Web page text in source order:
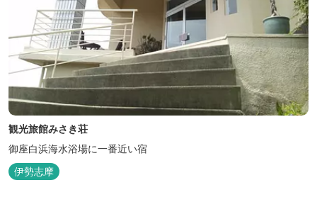
観光旅館みさき荘
御座白浜海水浴場に一番近い宿
伊勢志摩